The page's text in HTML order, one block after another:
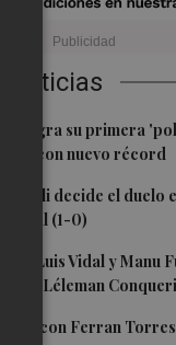
logra su primera
con nuevo récord
decide el duelo
filial (1-0)
Luis Vidal y Manu
con el Léleman
con Ferran Torres